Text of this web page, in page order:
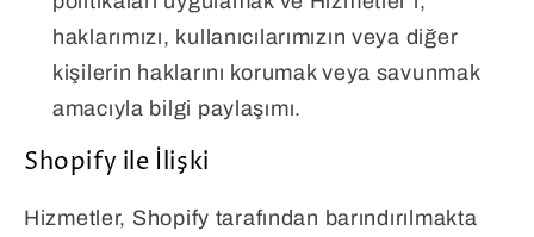
haklarımızı, kullanıcılarımızın veya diğer
kişilerin haklarını korumak veya savunmak
amacıyla bilgi paylaşımı.
Shopify ile İlişki
Hizmetler, Shopify tarafından barındırılmakta